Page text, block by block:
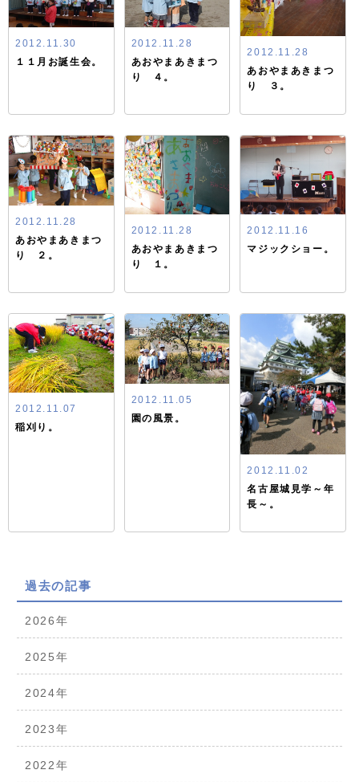
2012.11.30
１１月お誕生会。
2012.11.28
あおやまあきまつ
り ４。
2012.11.28
あおやまあきまつ
り ３。
2012.11.28
あおやまあきまつ
り ２。
2012.11.28
あおやまあきまつ
り １。
2012.11.16
マジックショー。
2012.11.07
稲刈り。
2012.11.05
園の風景。
2012.11.02
名古屋城見学～年
長～。
過去の記事
2026年
2025年
2024年
2023年
2022年